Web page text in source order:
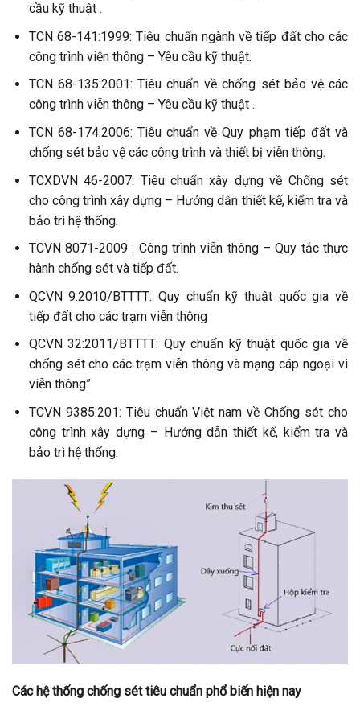
cầu kỹ thuật .
TCN 68-141:1999: Tiêu chuẩn ngành về tiếp đất cho các
công trình viễn thông – Yêu cầu kỹ thuật.
TCN 68-135:2001: Tiêu chuẩn về chống sét bảo vệ các
công trình viễn thông – Yêu cầu kỹ thuật .
TCN 68-174:2006: Tiêu chuẩn về Quy phạm tiếp đất và
chống sét bảo vệ các công trình và thiết bị viễn thông.
TCXDVN 46-2007: Tiêu chuẩn xây dựng về Chống sét
cho công trình xây dựng – Hướng dẫn thiết kế, kiểm tra và
bảo trì hệ thống.
TCVN 8071-2009 : Công trình viễn thông – Quy tắc thực
hành chống sét và tiếp đất.
QCVN 9:2010/BTTTT: Quy chuẩn kỹ thuật quốc gia về
tiếp đất cho các trạm viễn thông
QCVN 32:2011/BTTTT: Quy chuẩn kỹ thuật quốc gia về
chống sét cho các trạm viễn thông và mạng cáp ngoại vi
viễn thông”
TCVN 9385:201: Tiêu chuẩn Việt nam về Chống sét cho
công trình xây dựng – Hướng dẫn thiết kế, kiểm tra và
bảo trì hệ thống.
Các hệ thống chống sét tiêu chuẩn phổ biến hiện nay